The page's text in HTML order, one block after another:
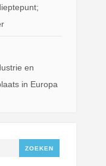
en
in Europa